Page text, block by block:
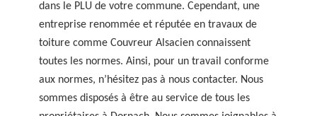
dans le PLU de votre commune. Cependant, une
entreprise renommée et réputée en travaux de
toiture comme Couvreur Alsacien connaissent
toutes les normes. Ainsi, pour un travail conforme
aux normes, n’hésitez pas à nous contacter. Nous
sommes disposés à être au service de tous les